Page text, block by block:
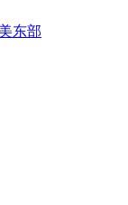
东部